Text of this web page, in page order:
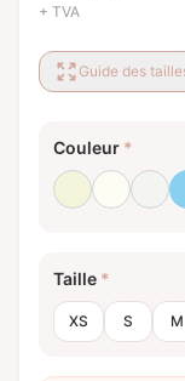
+ TVA
Guide des
Couleur *
BeigeBlanc
Taille *
XS S M